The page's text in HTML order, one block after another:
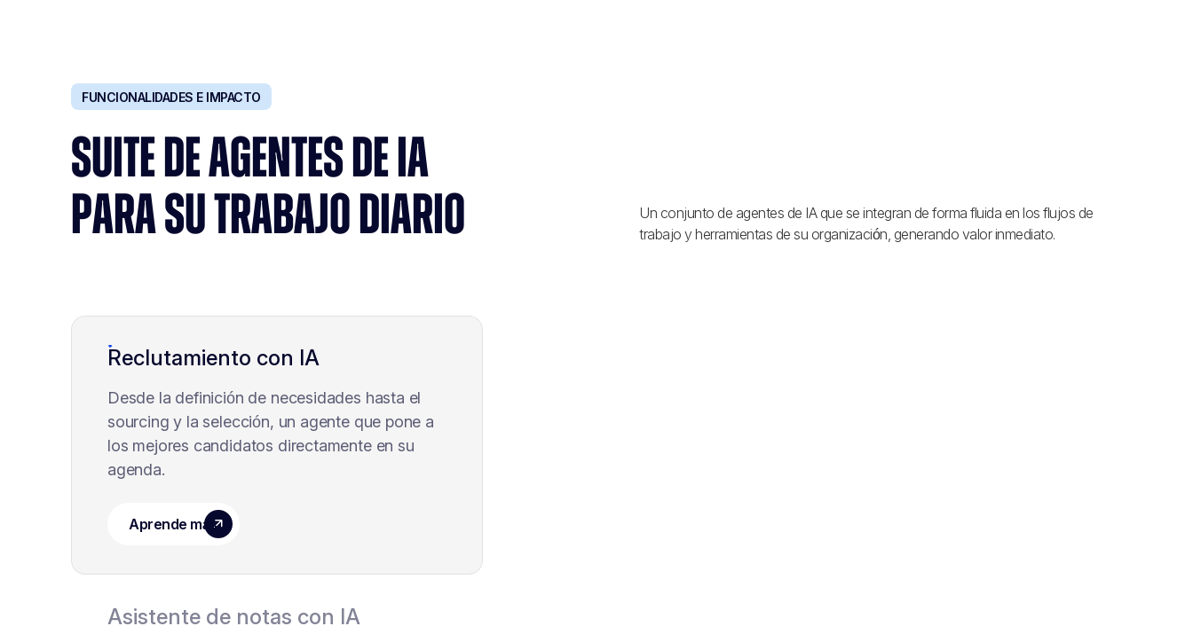
FUNCIONALIDADES E IMPACTO
SUITE DE AGENTES DE IA
PARA SU TRABAJO DIARIO
Un conjunto de agentes de IA que se integran de forma fluida en los flujos de
trabajo y herramientas de su organización, generando valor inmediato.
Reclutamiento con IA
Desde la definición de necesidades hasta el
sourcing y la selección, un agente que pone a
los mejores candidatos directamente en su
agenda.
Asistente de notas con IA